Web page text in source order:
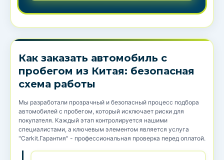
Как заказать автомобиль с
пробегом из Китая: безопасная
схема работы
Мы разработали прозрачный и безопасный процесс подбора
автомобилей с пробегом, который исключает риски для
покупателя. Каждый этап контролируется нашими
специалистами, а ключевым элементом является услуга
"Carkit.Гарантия" - профессиональная проверка перед оплатой.